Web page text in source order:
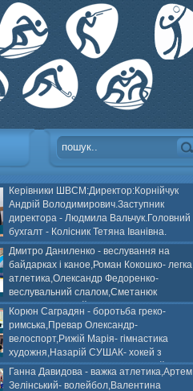
Керівники ШВСМ:Директор:Корнійчук
Андрій Володимирович.Заступник
директора - Людмила Вальчук.Головний
бухгалт - Колісник Тетяна Іванівна.
Дмитро Даниленко - веслування на
байдарках і каное,Роман Кокошко- легка
атлетика,Олександр Федоренко-
веслувальний слалом,Сметанюк
Володимир,
на траві,Лейла Юсіфзаде- гімнастика
бокс,Нікіта БЕЛІК- хокей з
Корюн Саградян - боротьба греко-
римська,Превар Олександр-
велоспорт,Рижій Марія- гімнастика
художня,Назарій СУШАК- хокей з
боротьба греко-римська,Сергій
Добротворська-
Ганна Давидова - важка атлетика,Артем
Зелінський- волейбол,Валентина